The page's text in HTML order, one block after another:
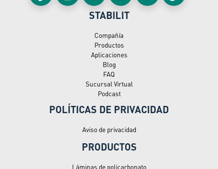
STABILIT
Compañía
Productos
Aplicaciones
Blog
FAQ
Sucursal Virtual
Podcast
POLÍTICAS DE PRIVACIDAD
Aviso de privacidad
PRODUCTOS
Láminas de policarbonato